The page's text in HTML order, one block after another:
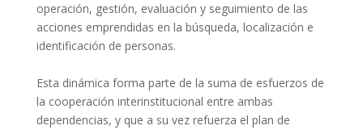
operación, gestión, evaluación y seguimiento de las
acciones emprendidas en la búsqueda, localización e
identificación de personas.
Esta dinámica forma parte de la suma de esfuerzos de
la cooperación interinstitucional entre ambas
dependencias, y que a su vez refuerza el plan de